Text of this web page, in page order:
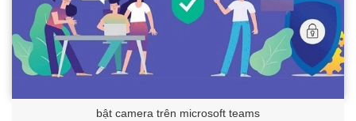
bật camera trên microsoft teams